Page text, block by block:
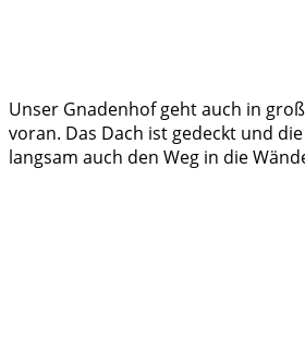
Unser Gnadenhof geht auch in
voran. Das Dach ist gedeckt und
langsam auch den Weg in die